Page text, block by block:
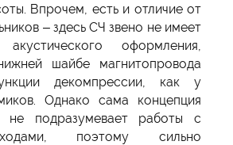
Впрочем, есть и отличие от
– здесь СЧ звено не имеет
акустического оформления,
шайбе магнитопровода
декомпрессии, как у
Однако сама концепция
не подразумевает работы с
поэтому сильно